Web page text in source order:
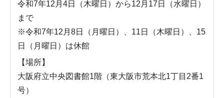
令和7年12月4日（木曜日）から12月17日（水曜日）
まで
※令和7年12月8日（月曜日）、11日（木曜日）、15
日（月曜日）は休館
【場所】
大阪府立中央図書館1階（東大阪市荒本北1丁目2番1
号）